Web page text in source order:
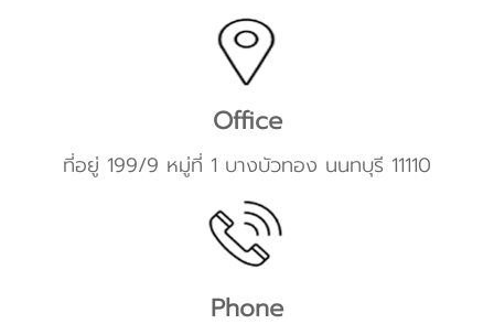
Office
ที่อยู่ 199/9 หมู่ที่ 1 บางบัวทอง นนทบุรี 11110
Phone